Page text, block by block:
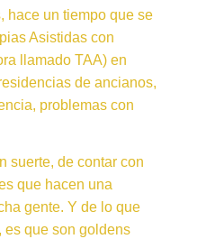
hace un tiempo que se
Asistidas con
llamado TAA) en
de ancianos,
problemas con
suerte, de contar con
que hacen una
gente. Y de lo que
es que son goldens